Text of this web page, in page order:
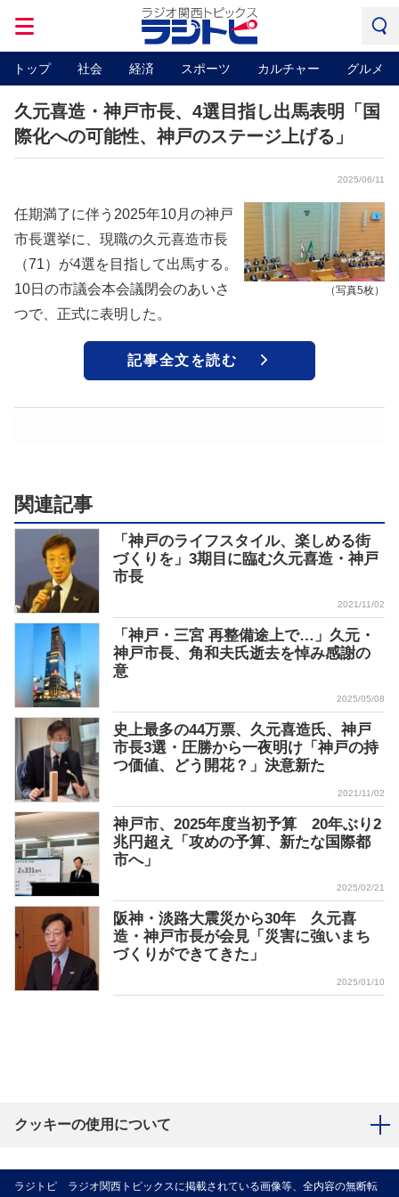
トップ 社会 経済 スポーツ カルチャー グルメ
久元喜造・神戸市長、4選目指し出馬表明「国
際化への可能性、神戸のステージ上げる」
2025/06/11
（写真5枚）
任期満了に伴う2025年10月の神戸
市長選挙に、現職の久元喜造市長
（71）が4選を目指して出馬する。
10日の市議会本会議閉会のあいさ
つで、正式に表明した。
記事全文を読む
関連記事
「神戸のライフスタイル、楽しめる街
づくりを」3期目に臨む久元喜造・神戸
市長
2021/11/02
「神戸・三宮 再整備途上で…」久元・
神戸市長、角和夫氏逝去を悼み感謝の
意
2025/05/08
史上最多の44万票、久元喜造氏、神戸
市長3選・圧勝から一夜明け「神戸の持
つ価値、どう開花？」決意新た
2021/11/02
神戸市、2025年度当初予算 20年ぶり2
兆円超え「攻めの予算、新たな国際都
市へ」
2025/02/21
阪神・淡路大震災から30年 久元喜
造・神戸市長が会見「災害に強いまち
づくりができてきた」
2025/01/10
クッキーの使用について
ラジトピ ラジオ関西トピックスに掲載されている画像等、全内容の無断転